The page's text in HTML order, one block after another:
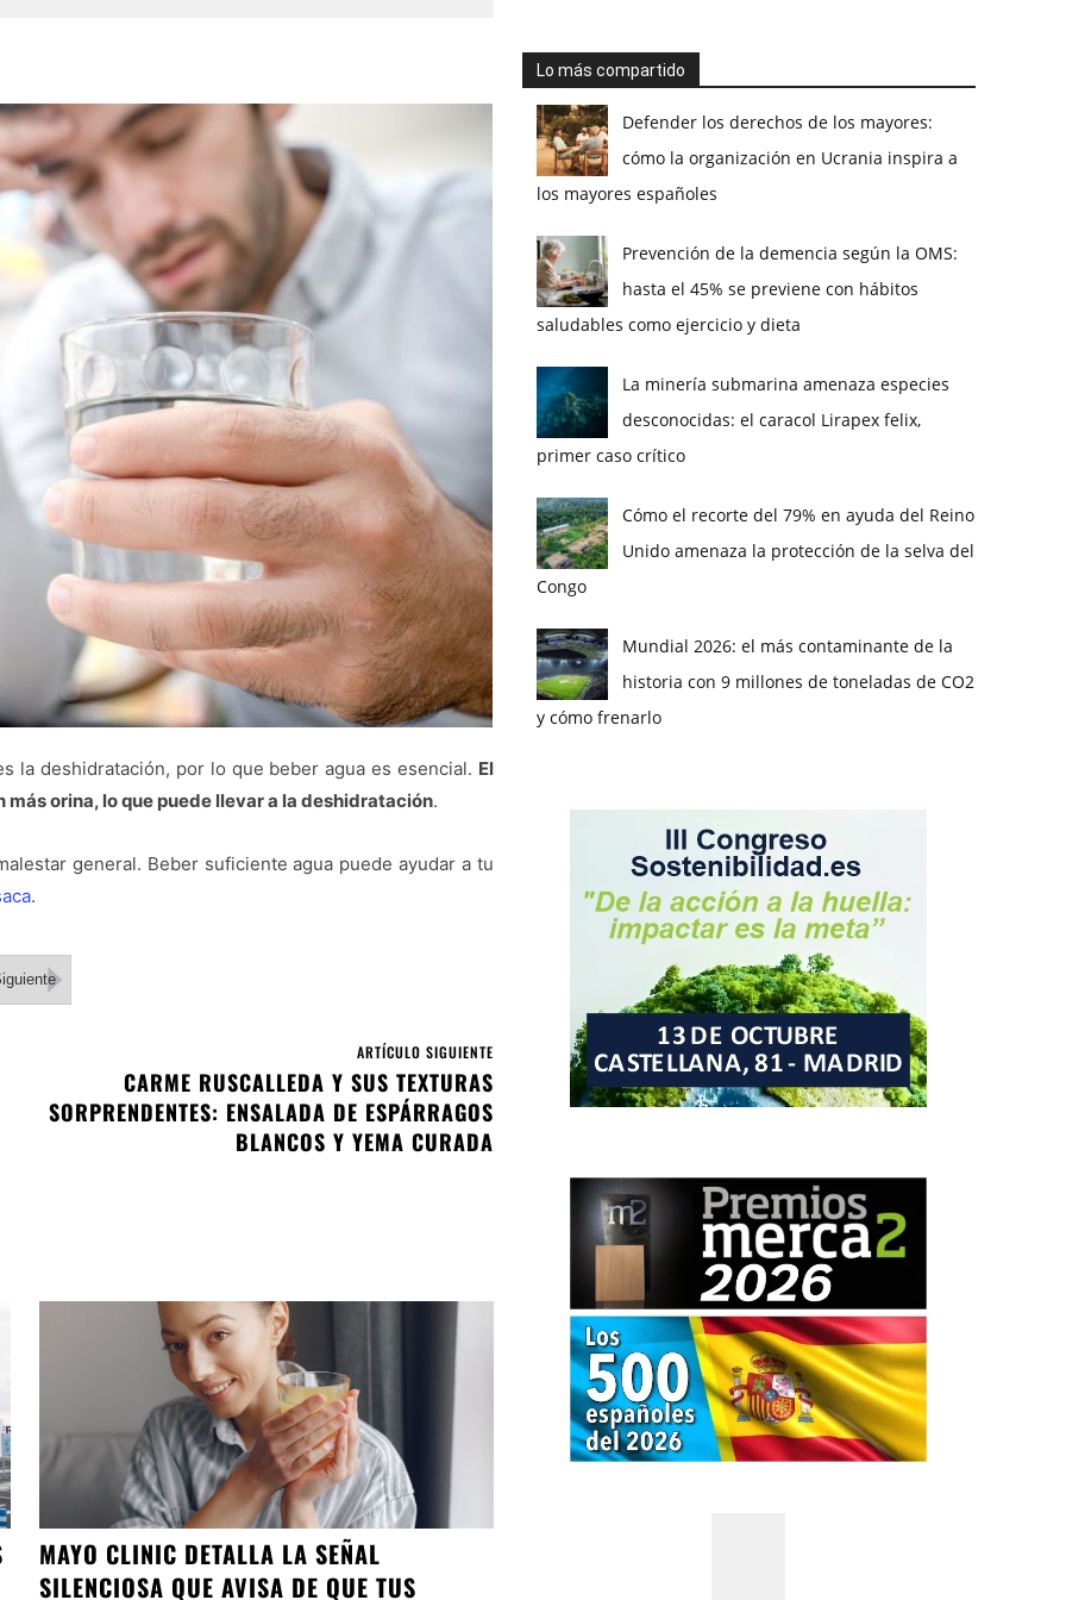
la deshidratación, por lo que beber agua es esencial. El
orina, lo que puede llevar a la deshidratación.
general. Beber suficiente agua puede ayudar a tu
.
ARTÍCULO SIGUIENTE
CARME RUSCALLEDA Y SUS TEXTURAS
SORPRENDENTES: ENSALADA DE ESPÁRRAGOS
BLANCOS Y YEMA CURADA
MAYO CLINIC DETALLA LA SEÑAL
SILENCIOSA QUE AVISA DE QUE TUS
Lo más compartido
Defender los derechos de los mayores:
cómo la organización en Ucrania inspira a
los mayores españoles
Prevención de la demencia según la OMS:
hasta el 45% se previene con hábitos
saludables como ejercicio y dieta
La minería submarina amenaza especies
desconocidas: el caracol Lirapex felix,
primer caso crítico
Cómo el recorte del 79% en ayuda del Reino
Unido amenaza la protección de la selva del
Congo
Mundial 2026: el más contaminante de la
historia con 9 millones de toneladas de CO2
y cómo frenarlo